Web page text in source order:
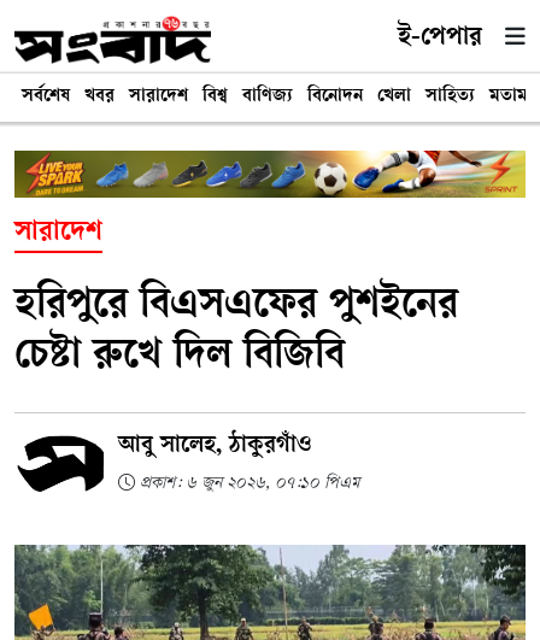
ই-পেপার
সর্বশেষ খবর সারাদেশ বিশ্ব বাণিজ্য বিনোদন খেলা সাহিত্য মতামত
সারাদেশ
হরিপুরে বিএসএফের পুশইনের
চেষ্টা রুখে দিল বিজিবি
আবু সালেহ, ঠাকুরগাঁও
প্রকাশ: ৬ জুন ২০২৬, ০৭:১০ পিএম